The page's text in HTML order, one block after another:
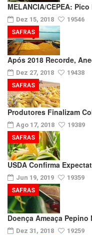
MELANCIA/CEPEA:
Dez 15, 2018 19546
Após 2018 Recorde,
Dez 27, 2018 19438
SAFRAS
Produtores Finalizam
Ago 17, 2018 19389
SAFRAS
USDA Confirma
Jun 19, 2019 19359
SAFRAS
Doença Ameaça Pepino
Dez 31, 2018 19259
SAFRAS